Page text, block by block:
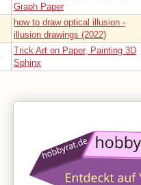
Graph Paper
how to draw optical illusion -
illusion drawings (2022)
Trick Art on Paper, Painting 3D
Sphinx